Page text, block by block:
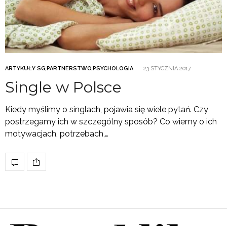
ARTYKUŁY SG,PARTNERSTWO,PSYCHOLOGIA 23 STYCZNIA 2017
Single w Polsce
Kiedy myślimy o singlach, pojawia się wiele pytań. Czy
postrzegamy ich w szczególny sposób? Co wiemy o ich
motywacjach, potrzebach,…